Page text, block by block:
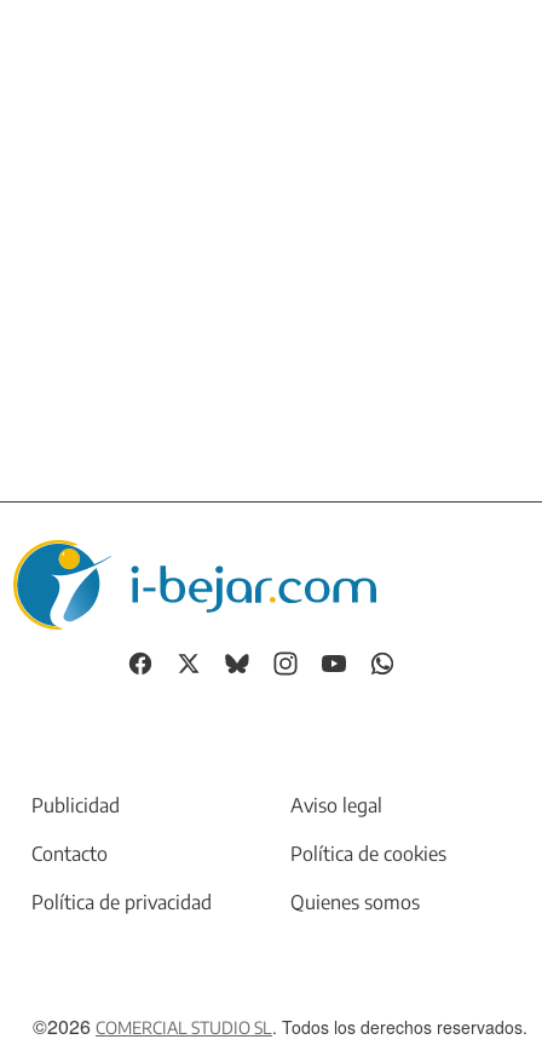
Publicidad
Aviso legal
Contacto
Política de cookies
Política de privacidad
Quienes somos
©2026 COMERCIAL STUDIO SL . Todos los derechos reservados.